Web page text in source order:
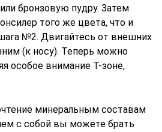
бронзовую пудру. Затем
того же цвета, что и
№2. Двигайтесь от внешних
(к носу). Теперь можно
особое внимание Т-зоне,
минеральным составам
с собой вы можете брать